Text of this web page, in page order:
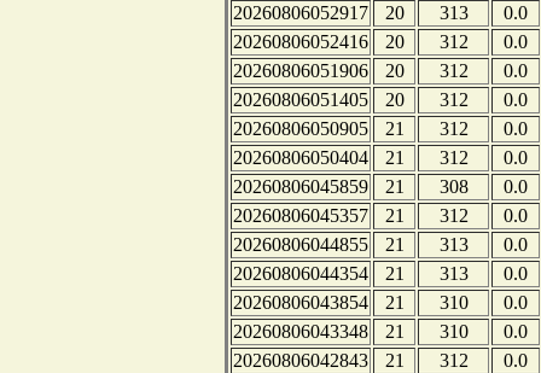
20260806052917
20 313
0.0
20260806052416
20 312
0.0
20260806051906
20 312
0.0
20260806051405
20 312
0.0
20260806050905
21 312
0.0
20260806050404
21 312
0.0
20260806045859
21 308
0.0
20260806045357
21 312
0.0
20260806044855
21 313
0.0
20260806044354
21 313
0.0
20260806043854
21 310
0.0
20260806043348
21 310
0.0
20260806042843
21 312
0.0